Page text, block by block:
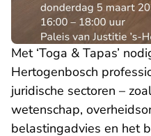
Met ‘Toga & Tapas’
Hertogenbosch
juridische sectoren –
wetenschap,
belastingadvies en het